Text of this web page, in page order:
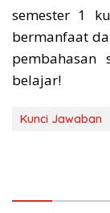
semester 1
bermanfaat
pembahasan
belajar!
Kunci Jawaban